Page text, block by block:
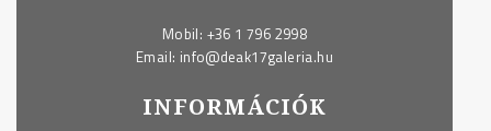
Mobil: +36 1 796 2998
Email: info@deak17galeria.hu
INFORMÁCIÓK